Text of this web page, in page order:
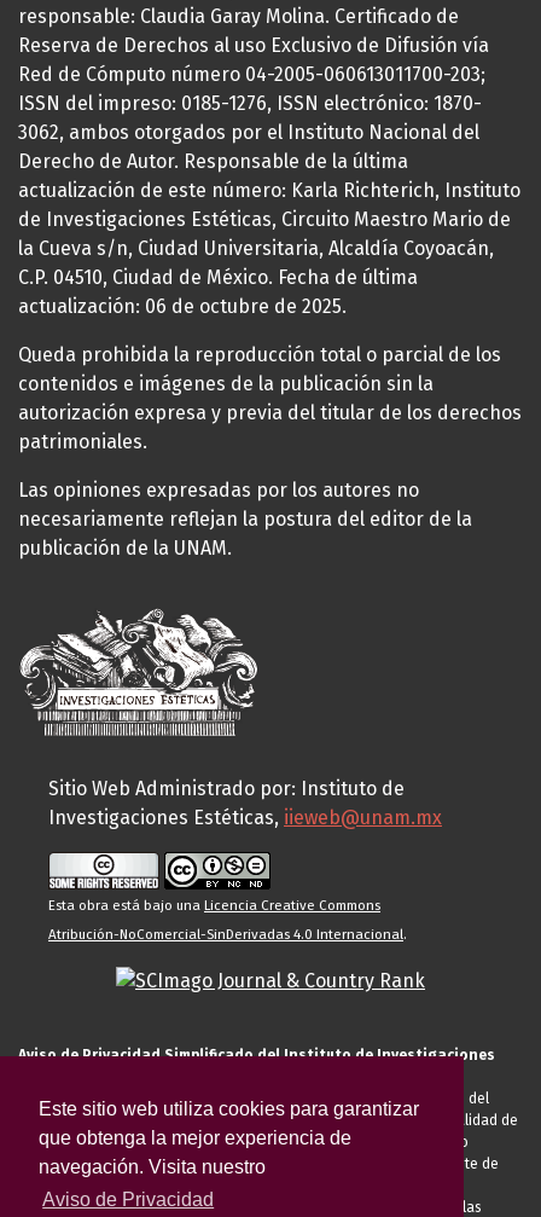
Este sitio web utiliza cookies para garantizar
que obtenga la mejor experiencia de
navegación. Visita nuestro
Aviso de Privacidad
responsable: Claudia Garay Molina. Certificado de
Reserva de Derechos al uso Exclusivo de Difusión vía
Red de Cómputo número 04-2005-060613011700-203;
ISSN del impreso: 0185-1276, ISSN electrónico: 1870-
3062, ambos otorgados por el Instituto Nacional del
Derecho de Autor. Responsable de la última
actualización de este número: Karla Richterich, Instituto
de Investigaciones Estéticas, Circuito Maestro Mario de
la Cueva s/n, Ciudad Universitaria, Alcaldía Coyoacán,
C.P. 04510, Ciudad de México. Fecha de última
actualización: 06 de octubre de 2025.
Queda prohibida la reproducción total o parcial de los
contenidos e imágenes de la publicación sin la
autorización expresa y previa del titular de los derechos
patrimoniales.
Las opiniones expresadas por los autores no
necesariamente reflejan la postura del editor de la
publicación de la UNAM.
Sitio Web Administrado por: Instituto de
Investigaciones Estéticas, iieweb@unam.mx
Esta obra está bajo una Licencia Creative Commons
Atribución-NoComercial-SinDerivadas 4.0 Internacional.
Aviso de Privacidad Simplificado del Instituto de Investigaciones
El Instituto de Investigaciones Estéticas de la UNAM, es responsable del
tratamiento de sus datos personales para el registro de usted en calidad de
alumno, docente, personal de la entidad académica, conferencista o
invitado externo (nacional o extranjero), visitante, proveedor o cliente de
anteriormente descritas u otras aquellas exigidas legalmente o por las